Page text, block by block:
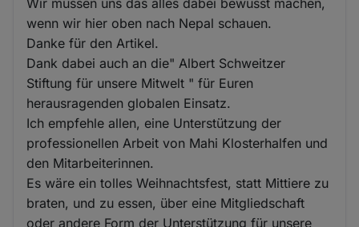
Wir müssen uns das alles dabei bewusst machen,
wenn wir hier oben nach Nepal schauen.
Danke für den Artikel.
Dank dabei auch an die" Albert Schweitzer
Stiftung für unsere Mitwelt " für Euren
herausragenden globalen Einsatz.
Ich empfehle allen, eine Unterstützung der
professionellen Arbeit von Mahi Klosterhalfen und
den Mitarbeiterinnen.
Es wäre ein tolles Weihnachtsfest, statt Mittiere zu
braten, und zu essen, über eine Mitgliedschaft
oder andere Form der Unterstützung für unsere
Cookies